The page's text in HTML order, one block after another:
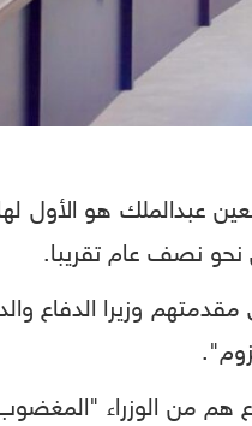
عبدالملك هو الأول
نحو نصف عام تقريبا.
وزيرا الدفاع
هم من الوزراء